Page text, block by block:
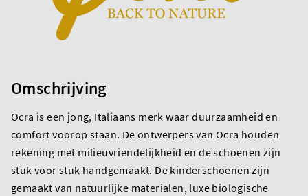
Omschrijving
Ocra is een jong, Italiaans merk waar duurzaamheid en
comfort voorop staan. De ontwerpers van Ocra houden
rekening met milieuvriendelijkheid en de schoenen zijn
stuk voor stuk handgemaakt. De kinderschoenen zijn
gemaakt van natuurlijke materialen, luxe biologische